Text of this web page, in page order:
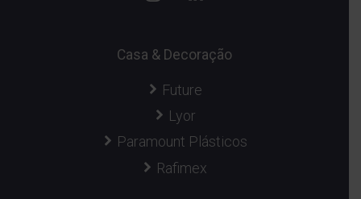
Casa & Decoração
Future
Lyor
Paramount Plásticos
Rafimex